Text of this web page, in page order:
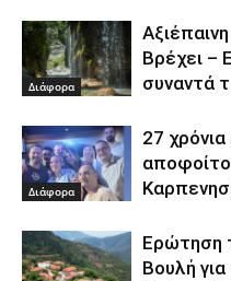
Διάφορα
Βρέχει –
συναντά
Διάφορα
27
Ερώτηση
Βουλή